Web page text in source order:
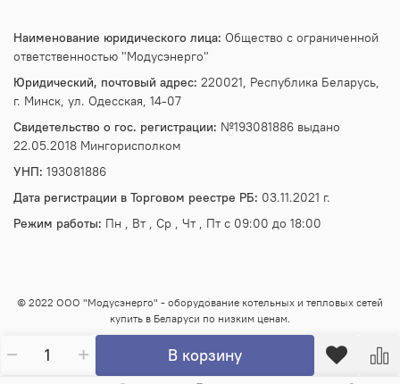
В корзину
Наименование юридического лица: Общество с ограниченной
ответственностью "Модусэнерго"
Юридический, почтовый адрес: 220021, Республика Беларусь,
г. Минск, ул. Одесская, 14-07
Свидетельство о гос. регистрации: №193081886 выдано
22.05.2018 Мингорисполком
УНП: 193081886
Дата регистрации в Торговом реестре РБ: 03.11.2021 г.
Режим работы: Пн , Вт , Ср , Чт , Пт c 09:00 до 18:00
© 2022 ООО "Модусэнерго" - оборудование котельных и тепловых сетей
купить в Беларуси по низким ценам.